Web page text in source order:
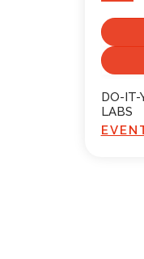
DO-IT-
LABS